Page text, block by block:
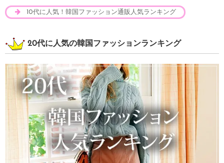
10代に人気！韓国ファッション通販人気ランキング
20代に人気の韓国ファッションランキング